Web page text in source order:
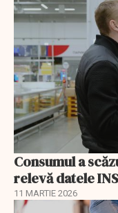
Consumul a
relevă datele INS
11 MARTIE 2026